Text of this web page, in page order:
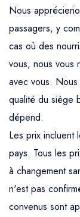
Nous
passagers, y
cas où des
vous, nous vous
avec vous.
qualité du siège
dépend.
Les prix incluent
pays. Tous les
à changement
n'est pas
convenus sont